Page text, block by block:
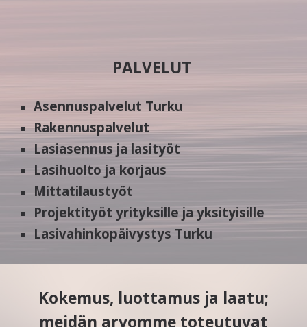
PALVELUT
Asennuspalvelut Turku
Rakennuspalvelut
Lasiasennus ja lasityöt
Lasihuolto ja korjaus
Mittatilaustyöt
Projektityöt yrityksille ja yksityisille
Lasivahinkopäivystys Turku
Kokemus, luottamus ja laatu;
meidän arvomme toteutuvat